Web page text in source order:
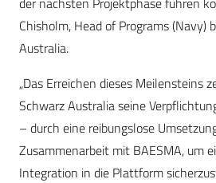
Chisholm, Head of Programs (Navy)
Australia.
„Das Erreichen dieses Meilensteins
Schwarz Australia seine
– durch eine reibungslose
Zusammenarbeit mit BAESMA, um
Integration in die Plattform